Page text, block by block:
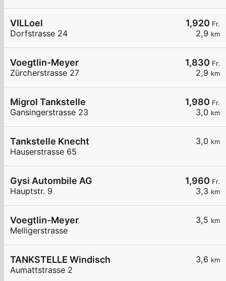
1,920 Fr.
2,9 km
VILLoel
Dorfstrasse 24
1,830 Fr.
2,9 km
Voegtlin-Meyer
Zürcherstrasse 27
1,980 Fr.
3,0 km
Migrol Tankstelle
Gansingerstrasse 23
3,0 km
Tankstelle Knecht
Hauserstrasse 65
1,960 Fr.
3,3 km
Gysi Autombile AG
Hauptstr. 9
3,5 km
Voegtlin-Meyer
Melligerstrasse
3,6 km
TANKSTELLE Windisch
Aumattstrasse 2